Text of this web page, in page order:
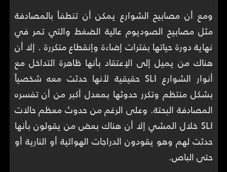
ومع أن مصابيح الشوارع يمكن أن تنطفأ بالمصادفة
مثل مصابيح الصوديوم عالية الضغط والتي تمر في
نهاية دورة حياتها بفترات إضاءة وإنقطاع متكررة . إلا أن
هناك من يميل إلى الإعتقاد بأنها ظاهرة التداخل مع
أنوار الشوارع SLI حقيقية لأنها حدثت معه شخصياً
بشكل منتظم وتكرر حدوثها بمعدل أكبر من أن تفسره
المصادفة البحتة. وعلى الرغم من حدوث معظم حالات
SLI خلال المشي إلا أن هناك بعض من يقولون بأنها
حدثت لهم وهو يقودون الدراجات الهوائية أو النارية أو
حتى الباص.